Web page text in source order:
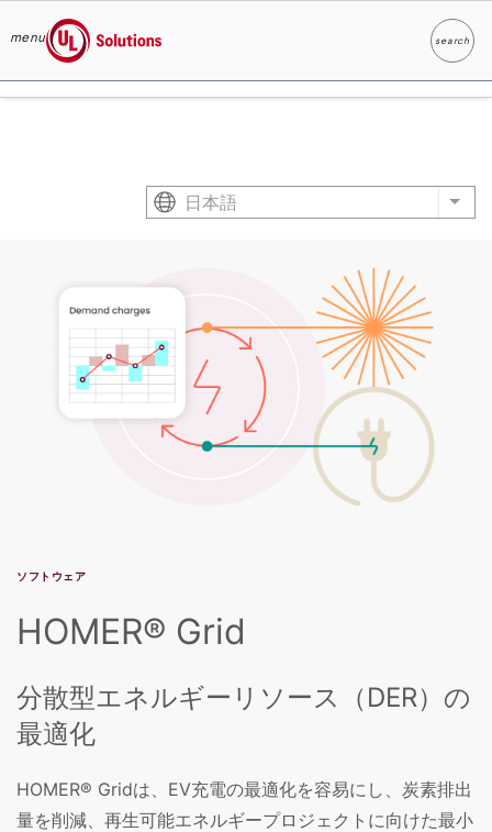
Skip to main content
menu
UL Solutions
search
検索
日本語 List
ソフトウェア
HOMER® Grid
分散型エネルギーリソース（DER）の
最適化
HOMER® Gridは、EV充電の最適化を容易にし、炭素排出
量を削減、再生可能エネルギープロジェクトに向けた最小